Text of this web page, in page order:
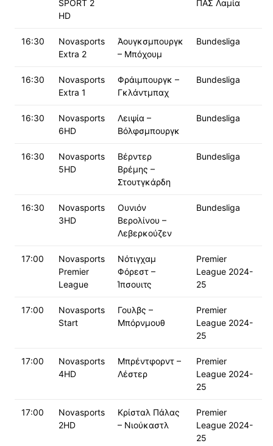
SPORT 2
HD
ΠΑΣ Λαμία
16:30
Novasports
Extra 2
Άουγκσμπουργκ
– Μπόχουμ
Bundesliga
16:30
Novasports
Extra 1
Φράιμπουργκ –
Γκλάντμπαχ
Bundesliga
16:30
Novasports
6HD
Λειψία –
Βόλφσμπουργκ
Bundesliga
16:30
Novasports
5HD
Βέρντερ
Βρέμης –
Στουτγκάρδη
Bundesliga
16:30
Novasports
3HD
Ουνιόν
Βερολίνου –
Λεβερκούζεν
Bundesliga
17:00
Novasports
Premier
League
Νότιγχαμ
Φόρεστ –
Ίπσουιτς
Premier
League 2024-
25
17:00
Novasports
Start
Γουλβς –
Μπόρνμουθ
Premier
League 2024-
25
17:00
Novasports
4HD
Μπρέντφορντ –
Λέστερ
Premier
League 2024-
25
17:00
Novasports
2HD
Κρίσταλ Πάλας
– Νιούκαστλ
Premier
League 2024-
25